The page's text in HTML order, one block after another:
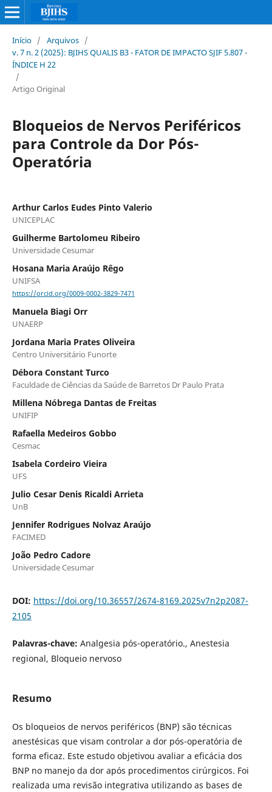
Início / Arquivos /
v. 7 n. 2 (2025): BJIHS QUALIS B3 - FATOR DE IMPACTO SJIF 5.807 -
ÍNDICE H 22
/
Artigo Original
Bloqueios de Nervos Periféricos
para Controle da Dor Pós-
Operatória
Arthur Carlos Eudes Pinto Valerio
UNICEPLAC
Guilherme Bartolomeu Ribeiro
Universidade Cesumar
Hosana Maria Araújo Rêgo
UNIFSA
https://orcid.org/0009-0002-3829-7471
Manuela Biagi Orr
UNAERP
Jordana Maria Prates Oliveira
Centro Universitário Funorte
Débora Constant Turco
Faculdade de Ciências da Saúde de Barretos Dr Paulo Prata
Millena Nóbrega Dantas de Freitas
UNIFIP
Rafaella Medeiros Gobbo
Cesmac
Isabela Cordeiro Vieira
UFS
Julio Cesar Denis Ricaldi Arrieta
UnB
Jennifer Rodrigues Nolvaz Araújo
FACIMED
João Pedro Cadore
Universidade Cesumar
DOI: https://doi.org/10.36557/2674-8169.2025v7n2p2087-
2105
Palavras-chave: Analgesia pós-operatório., Anestesia
regional, Bloqueio nervoso
Resumo
Os bloqueios de nervos periféricos (BNP) são técnicas
anestésicas que visam controlar a dor pós-operatória de
forma eficaz. Este estudo objetivou avaliar a eficácia dos
BNP no manejo da dor após procedimentos cirúrgicos. Foi
realizada uma revisão integrativa utilizando as bases de